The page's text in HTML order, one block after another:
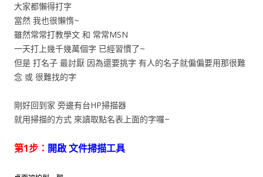
大家都懶得打字
當然 我也很懶惰~
雖然常常打教學文 和 常常MSN
一天打上幾千幾萬個字 已經習慣了~
但是 打名子 最討厭 因為還要挑字 有人的名子就偏偏要用那很難
念 或 很難找的字
剛好回到家 旁邊有台HP掃描器
就用掃描的方式 來讀取點名表上面的字囉~
第1步： 開啟 文件掃描工具